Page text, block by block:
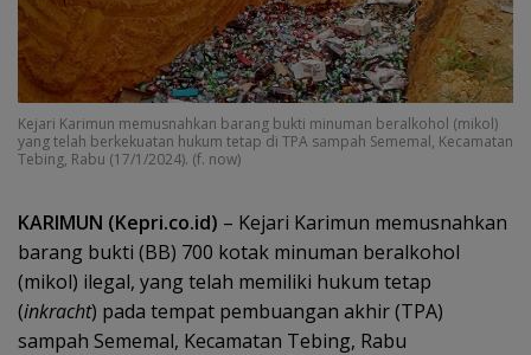
Kejari Karimun memusnahkan barang bukti minuman beralkohol (mikol)
yang telah berkekuatan hukum tetap di TPA sampah Sememal, Kecamatan
Tebing, Rabu (17/1/2024). (f. now)
KARIMUN (Kepri.co.id) – Kejari Karimun memusnahkan
barang bukti (BB) 700 kotak minuman beralkohol
(mikol) ilegal, yang telah memiliki hukum tetap
(inkracht) pada tempat pembuangan akhir (TPA)
sampah Sememal, Kecamatan Tebing, Rabu